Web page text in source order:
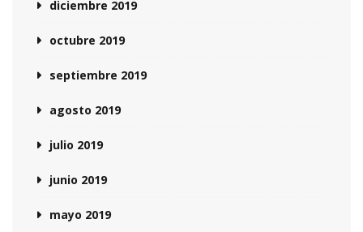
diciembre 2019
octubre 2019
septiembre 2019
agosto 2019
julio 2019
junio 2019
mayo 2019